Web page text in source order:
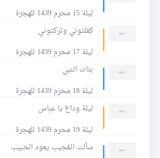
ليلة 15 محرم 1439 للهجرة
كِفلتوني وتركتوني
ليلة 17 محرم 1439 للهجرة
بنات النبي
ليلة 18 محرم 1439 للهجرة
ليلة وداع يا عباس
ليلة 19 محرم 1439 للهجرة
سألت المُجيب يعود الحبيب